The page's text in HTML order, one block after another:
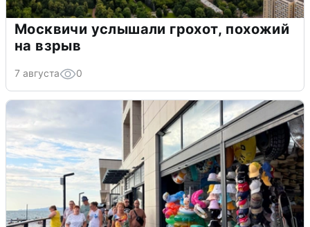
Москвичи услышали грохот, похожий
на взрыв
7 августа 0